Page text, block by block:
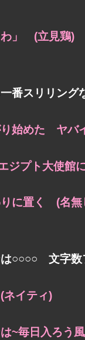
わ」 (立見鶏)
番スリリング
り始めた ヤバ
ジプト大使館
りに置く (名無
は○○○○ 文字数
イティ)
~毎日入ろう